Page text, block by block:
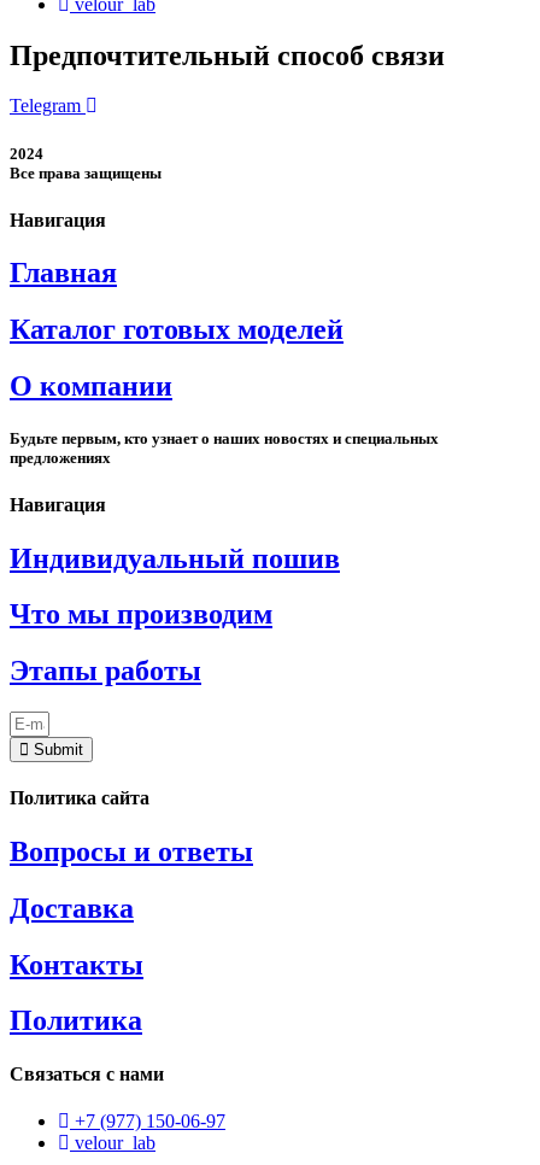
Предпочтительный способ связи
Telegram
2024
Все права защищены
Навигация
Главная
Каталог готовых моделей
О компании
Будьте первым, кто узнает о наших новостях и специальных
предложениях
Навигация
Индивидуальный пошив
Что мы производим
Этапы работы
Submit
Политика сайта
Вопросы и ответы
Доставка
Контакты
Политика
Связаться с нами
+7 (977) 150-06-97
velour_lab